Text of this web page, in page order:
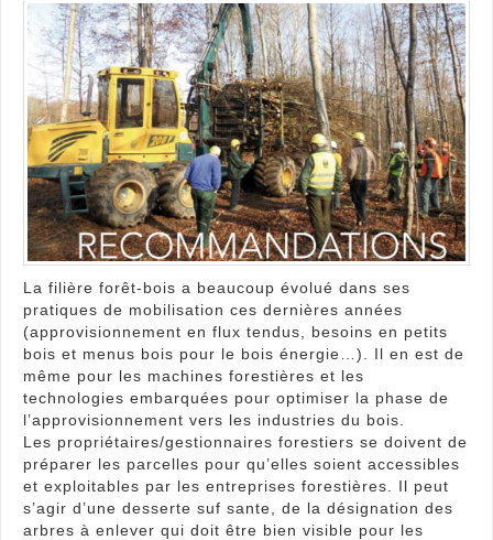
La filière forêt-bois a beaucoup évolué dans ses
pratiques de mobilisation ces dernières années
(approvisionnement en flux tendus, besoins en petits
bois et menus bois pour le bois énergie…). Il en est de
même pour les machines forestières et les
technologies embarquées pour optimiser la phase de
l’approvisionnement vers les industries du bois.
Les propriétaires/gestionnaires forestiers se doivent de
préparer les parcelles pour qu’elles soient accessibles
et exploitables par les entreprises forestières. Il peut
s’agir d’une desserte suf sante, de la désignation des
arbres à enlever qui doit être bien visible pour les